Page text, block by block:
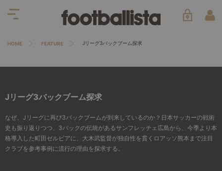
HOME FEATURE Jリーグ3バックブーム探求
Jリーグ3バックブーム探求
なぜ、Jリーグに再び3バックブームが到来しているのか？日本サッカーの戦術
史も振り返りつつ、3バックの伝統があるサンフレッチェ広島から、今季より本
格導入した町田ゼルビアに、大木武監督が独自性を貫くロアッソ熊本まで注目
クラブを参考事例に流行の理由を探求する。